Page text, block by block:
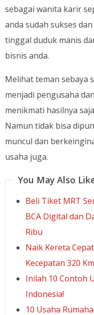
sebagai wanita karir
anda sudah sukses
tinggal duduk manis
bisnis anda.
Melihat teman sebaya
menjadi pengusaha
menikmati hasilnya
Namun tidak bisa
muncul dan
usaha juga.
You May Also
Beli Tiket MRT
BCA Digital dan
Ribu
Naik Kereta
Kecepatan 320
Inilah 10 Contoh
Indonesia!
10 Usaha